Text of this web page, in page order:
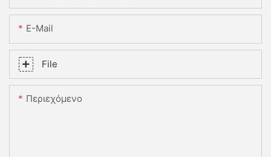
E-Mail
File
Περιεχόμενο